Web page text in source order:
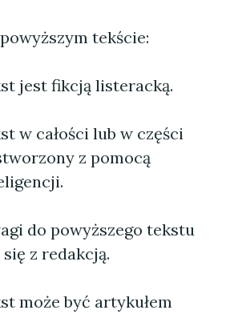
tekście:
jest fikcją listeracką.
w całości lub w części
z pomocą
do powyższego tekstu
z redakcją.
może być artykułem